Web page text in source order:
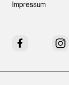
Impressum
Facebook